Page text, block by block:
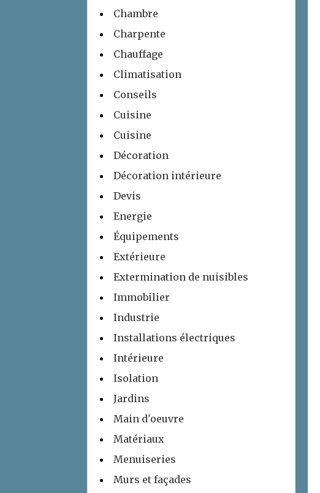
Chambre
Charpente
Chauffage
Climatisation
Conseils
Cuisine
Cuisine
Décoration
Décoration intérieure
Devis
Energie
Équipements
Extérieure
Extermination de nuisibles
Immobilier
Industrie
Installations électriques
Intérieure
Isolation
Jardins
Main d'oeuvre
Matériaux
Menuiseries
Murs et façades